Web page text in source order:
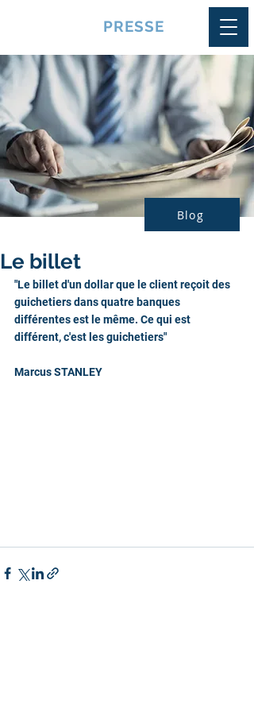
PRESSE
Blog
Le billet
"Le billet d'un dollar que le client reçoit des
guichetiers dans quatre banques
différentes est le même. Ce qui est
différent, c'est les guichetiers"
Marcus STANLEY